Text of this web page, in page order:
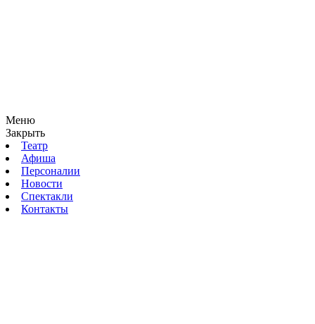
Меню
Закрыть
Театр
Афиша
Персоналии
Новости
Спектакли
Контакты